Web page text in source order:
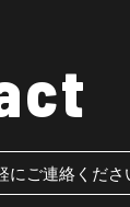
ご連絡くださ